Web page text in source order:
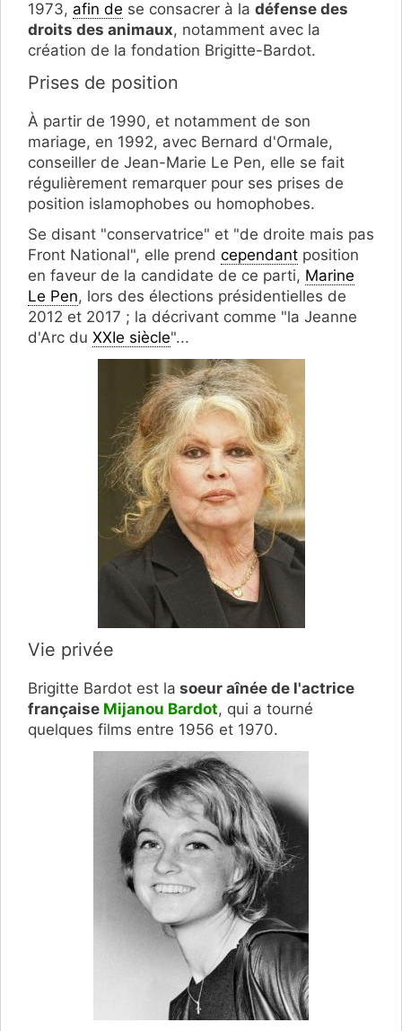
1973, afin de se consacrer à la défense des
droits des animaux, notamment avec la
création de la fondation Brigitte-Bardot.
Prises de position
À partir de 1990, et notamment de son
mariage, en 1992, avec Bernard d'Ormale,
conseiller de Jean-Marie Le Pen, elle se fait
régulièrement remarquer pour ses prises de
position islamophobes ou homophobes.
Se disant "conservatrice" et "de droite mais pas
Front National", elle prend cependant position
en faveur de la candidate de ce parti, Marine
Le Pen, lors des élections présidentielles de
2012 et 2017 ; la décrivant comme "la Jeanne
d'Arc du XXIe siècle"...
Vie privée
Brigitte Bardot est la soeur aînée de l'actrice
française Mijanou Bardot, qui a tourné
quelques films entre 1956 et 1970.